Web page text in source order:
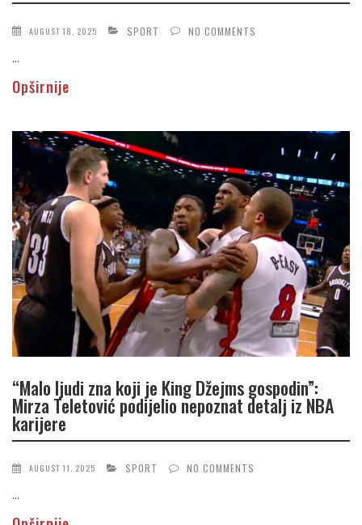
AUGUST 18, 2025 SPORT NO COMMENTS
...
Opširnije
“Malo ljudi zna koji je King Džejms gospodin”:
Mirza Teletović podijelio nepoznat detalj iz NBA
karijere
AUGUST 11, 2025 SPORT NO COMMENTS
...